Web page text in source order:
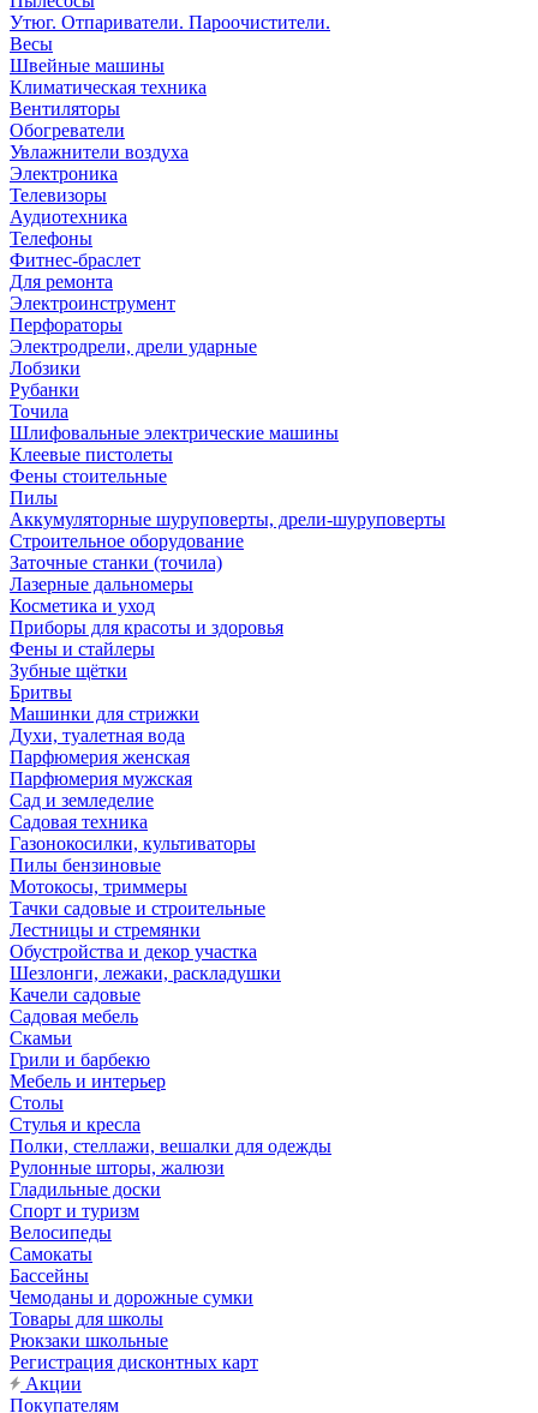
Утюг. Отпариватели. Пароочистители.
Весы
Швейные машины
Климатическая техника
Вентиляторы
Обогреватели
Увлажнители воздуха
Электроника
Телевизоры
Аудиотехника
Телефоны
Фитнес-браслет
Для ремонта
Электроинструмент
Перфораторы
Электродрели, дрели ударные
Лобзики
Рубанки
Точила
Шлифовальные электрические машины
Клеевые пистолеты
Фены стоительные
Пилы
Аккумуляторные шуруповерты, дрели-шуруповерты
Строительное оборудование
Заточные станки (точила)
Лазерные дальномеры
Косметика и уход
Приборы для красоты и здоровья
Фены и стайлеры
Зубные щётки
Бритвы
Машинки для стрижки
Духи, туалетная вода
Парфюмерия женская
Парфюмерия мужская
Сад и земледелие
Садовая техника
Газонокосилки, культиваторы
Пилы бензиновые
Мотокосы, триммеры
Тачки садовые и строительные
Лестницы и стремянки
Обустройства и декор участка
Шезлонги, лежаки, раскладушки
Качели садовые
Садовая мебель
Скамьи
Грили и барбекю
Мебель и интерьер
Столы
Стулья и кресла
Полки, стеллажи, вешалки для одежды
Рулонные шторы, жалюзи
Гладильные доски
Спорт и туризм
Велосипеды
Самокаты
Бассейны
Чемоданы и дорожные сумки
Товары для школы
Рюкзаки школьные
Регистрация дисконтных карт
Акции
Покупателям